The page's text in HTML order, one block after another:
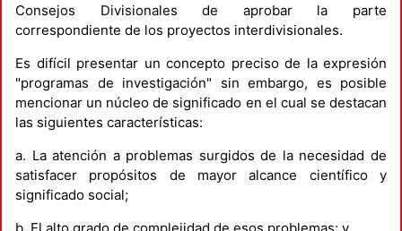
Consejos Divisionales de aprobar la parte
correspondiente de los proyectos interdivisionales.
Es difícil presentar un concepto preciso de la expresión
"programas de investigación" sin embargo, es posible
mencionar un núcleo de significado en el cual se destacan
las siguientes características:
a. La atención a problemas surgidos de la necesidad de
satisfacer propósitos de mayor alcance científico y
significado social;
b. El alto grado de complejidad de esos problemas; y